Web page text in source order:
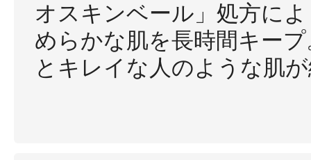
オスキンベール」処方に
めらかな肌を長時間キー
とキレイな人のような肌